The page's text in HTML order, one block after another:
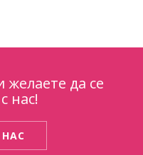
да се
нас!